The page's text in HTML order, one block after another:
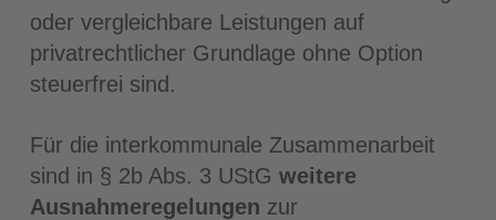
oder vergleichbare Leistungen auf
privatrechtlicher Grundlage ohne Option
steuerfrei sind.
Für die interkommunale Zusammenarbeit
sind in § 2b Abs. 3 UStG weitere
Ausnahmeregelungen zur